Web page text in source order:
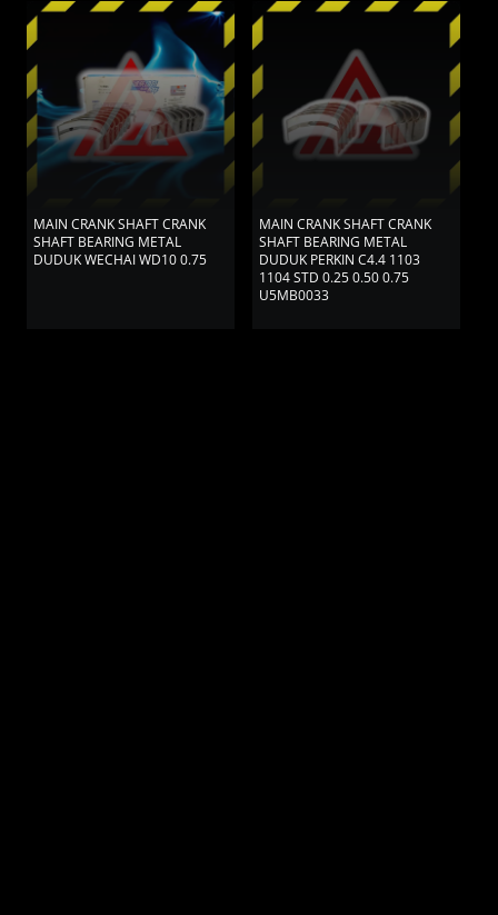
MAIN CRANK SHAFT CRANK
SHAFT BEARING METAL
DUDUK WECHAI WD10 0.75
MAIN CRANK SHAFT CRANK
SHAFT BEARING METAL
DUDUK PERKIN C4.4 1103
1104 STD 0.25 0.50 0.75
U5MB0033